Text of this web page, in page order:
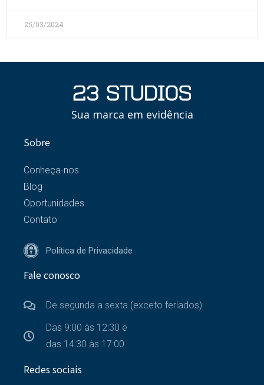
25/03/2024
Sua marca em evidência
Sobre
Conheça-nos
Blog
Oportunidades
Contato
Política de Privacidade
Fale conosco
De segunda a sexta (exceto feriados)
Das 9:00 às 12:30 e
das 14:30 às 17:00
Redes sociais